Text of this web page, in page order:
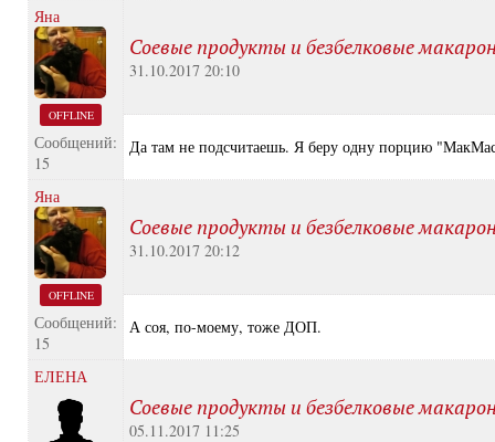
Яна
OFFLINE
Сообщений:
15
Соевые продукты и безбелковые
31.10.2017 20:10
Да там не подсчитаешь. Я беру одну порцию
Яна
OFFLINE
Сообщений:
15
Соевые продукты и безбелковые
31.10.2017 20:12
А соя, по-моему, тоже ДОП.
ЕЛЕНА
Соевые продукты и безбелковые
05.11.2017 11:25